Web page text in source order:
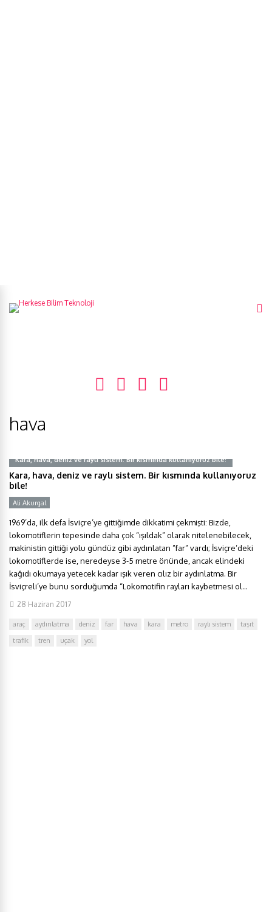
hava
Kara, hava, deniz ve raylı sistem. Bir kısmında kullanıyoruz bile!
Kara, hava, deniz ve raylı sistem. Bir kısmında kullanıyoruz
bile!
Ali Akurgal
1969’da, ilk defa İsviçre’ye gittiğimde dikkatimi çekmişti: Bizde,
lokomotiflerin tepesinde daha çok “ışıldak” olarak nitelenebilecek,
makinistin gittiği yolu gündüz gibi aydınlatan ”far” vardı; İsviçre’deki
lokomotiflerde ise, neredeyse 3-5 metre önünde, ancak elindeki
kağıdı okumaya yetecek kadar ışık veren cılız bir aydınlatma. Bir
İsviçreli’ye bunu sorduğumda “Lokomotifin rayları kaybetmesi ol...
28 Haziran 2017
araç aydınlatma deniz far hava kara metro raylı sistem
taşıt
trafik
tren uçak yol